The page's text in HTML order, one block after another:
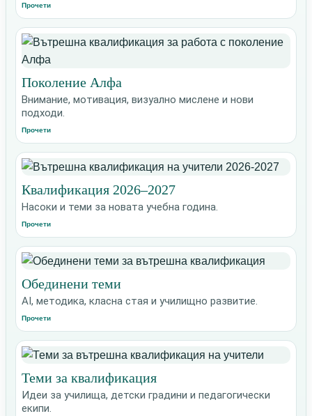
Прочети
Поколение Алфа
Внимание, мотивация, визуално мислене и нови
подходи.
Прочети
Квалификация 2026–2027
Насоки и теми за новата учебна година.
Прочети
Обединени теми
AI, методика, класна стая и училищно развитие.
Прочети
Теми за квалификация
Идеи за училища, детски градини и педагогически
екипи.